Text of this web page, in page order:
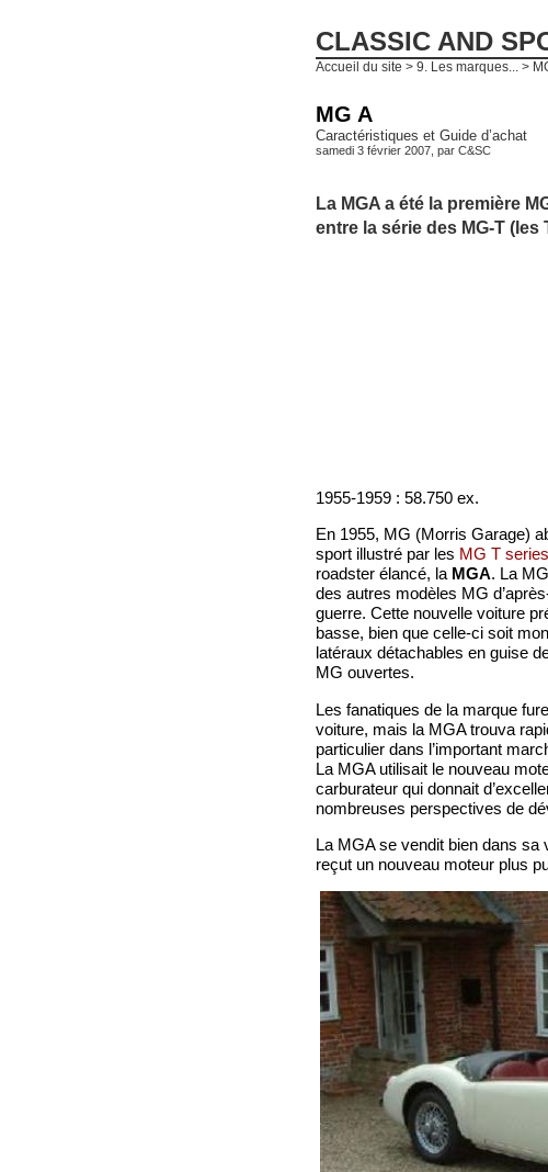
CLASSIC AND
Accueil du site > 9. Les marques... >
MG A
Caractéristiques et Guide d’achat
samedi 3 février 2007, par C&SC
La MGA a été la première
entre la série des MG-T
1955-1959 : 58.750 ex.
En 1955, MG (Morris Garage)
sport illustré par les MG T series
roadster élancé, la MGA. La
des autres modèles MG
guerre. Cette nouvelle voiture
basse, bien que celle-ci soit
latéraux détachables en guise
MG ouvertes.
Les fanatiques de la marque
voiture, mais la MGA trouva
particulier dans l’important
La MGA utilisait le nouveau
carburateur qui donnait
nombreuses perspectives de
La MGA se vendit bien dans sa
reçut un nouveau moteur plus